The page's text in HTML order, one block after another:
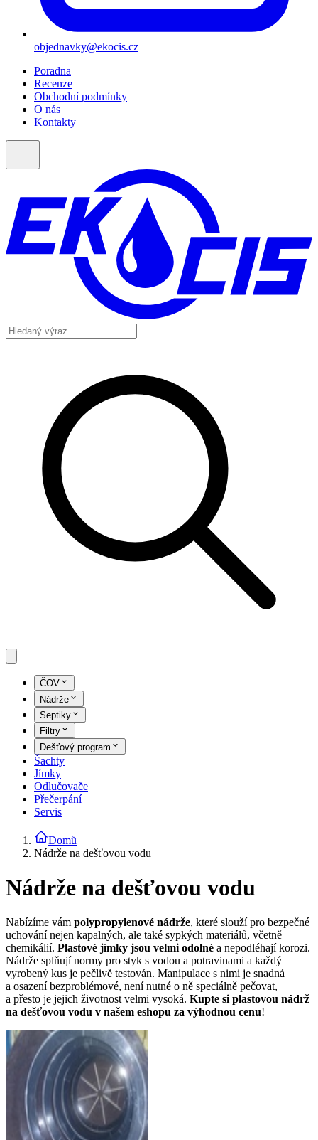
objednavky@ekocis.cz
Poradna
Recenze
Obchodní podmínky
O nás
Kontakty
ČOV
Nádrže
Septiky
Filtry
Dešťový program
Šachty
Jímky
Odlučovače
Přečerpání
Servis
Domů
Nádrže na dešťovou vodu
Nádrže na dešťovou vodu
Nabízíme vám polypropylenové nádrže, které slouží pro bezpečné
uchování nejen kapalných, ale také sypkých materiálů, včetně
chemikálií. Plastové jímky jsou velmi odolné a nepodléhají korozi.
Nádrže splňují normy pro styk s vodou a potravinami a každý
vyrobený kus je pečlivě testován. Manipulace s nimi je snadná
a osazení bezproblémové, není nutné o ně speciálně pečovat,
a přesto je jejich životnost velmi vysoká. Kupte si plastovou nádrž
na dešťovou vodu v našem eshopu za výhodnou cenu!